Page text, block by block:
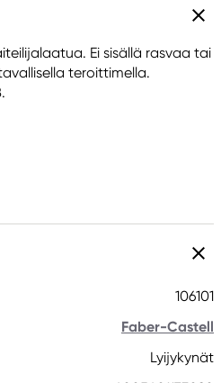
Ei sisällä rasvaa tai
teroittimella.
106101
Faber-Castell
Lyijykynät